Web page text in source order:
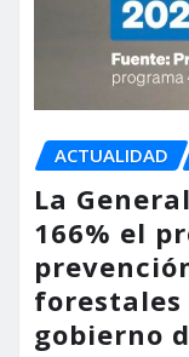
ACTUALIDAD
La
166% el
forestales
gobierno